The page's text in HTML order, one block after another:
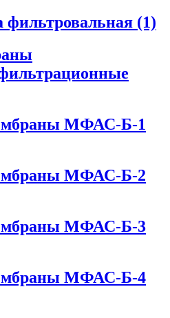
фильтровальная (1)
МФАС-Б-1
МФАС-Б-2
МФАС-Б-3
МФАС-Б-4